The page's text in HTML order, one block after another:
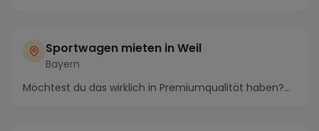
Sportwagen mieten in Weil
Bayern
Möchtest du das wirklich in Premiumqualität haben?...